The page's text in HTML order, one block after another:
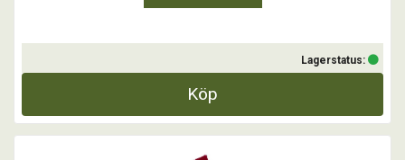
...
Lagerstatus:
Köp